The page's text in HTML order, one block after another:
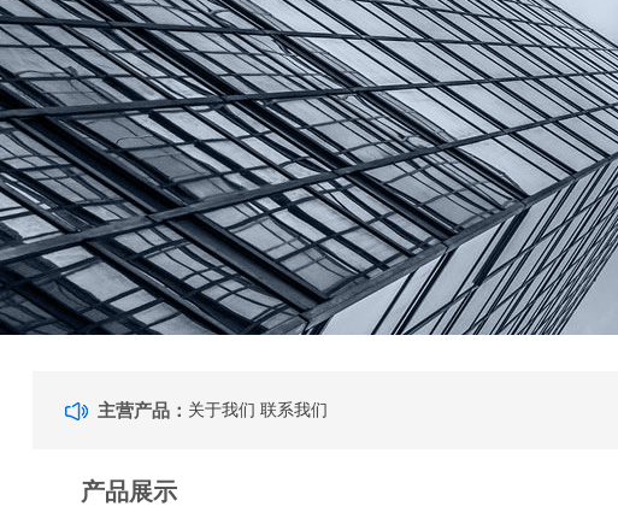
主营产品： 关于我们 联系我们
产品展示